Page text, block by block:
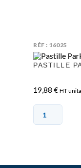
RÉF : 16025
PASTILLE
19,88€ HT